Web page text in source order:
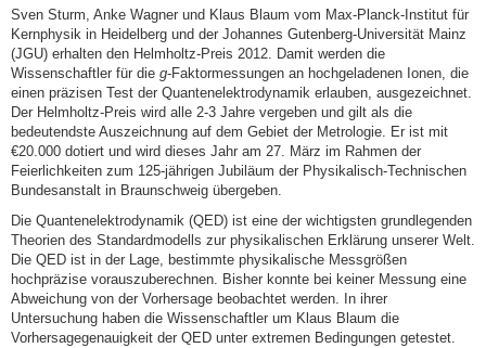
Sven Sturm, Anke Wagner und Klaus Blaum vom Max-Planck-Institut für
Kernphysik in Heidelberg und der Johannes Gutenberg-Universität Mainz
(JGU) erhalten den Helmholtz-Preis 2012. Damit werden die
Wissenschaftler für die g-Faktormessungen an hochgeladenen Ionen, die
einen präzisen Test der Quantenelektrodynamik erlauben, ausgezeichnet.
Der Helmholtz-Preis wird alle 2-3 Jahre vergeben und gilt als die
bedeutendste Auszeichnung auf dem Gebiet der Metrologie. Er ist mit
€20.000 dotiert und wird dieses Jahr am 27. März im Rahmen der
Feierlichkeiten zum 125-jährigen Jubiläum der Physikalisch-Technischen
Bundesanstalt in Braunschweig übergeben.
Die Quantenelektrodynamik (QED) ist eine der wichtigsten grundlegenden
Theorien des Standardmodells zur physikalischen Erklärung unserer Welt.
Die QED ist in der Lage, bestimmte physikalische Messgrößen
hochpräzise vorauszuberechnen. Bisher konnte bei keiner Messung eine
Abweichung von der Vorhersage beobachtet werden. In ihrer
Untersuchung haben die Wissenschaftler um Klaus Blaum die
Vorhersagegenauigkeit der QED unter extremen Bedingungen getestet.